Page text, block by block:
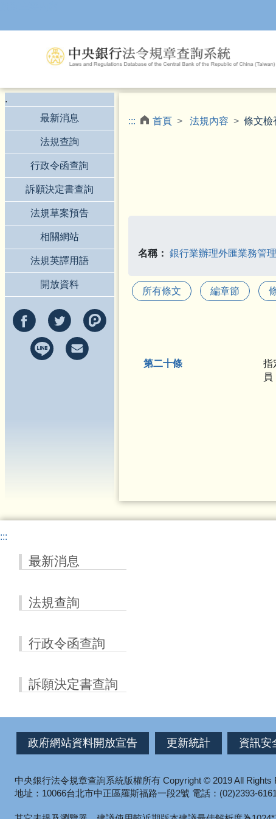
.
最新消息
法規查詢
行政令函查詢
訴願決定書查詢
法規草案預告
相關網站
法規英譯用語
開放資料
::: 首頁 法規內容 條文檢
名稱：銀行業辦理外匯業務管
所有條文 編章節
第二十條
指
:::
最新消息
法規查詢
行政令函查詢
訴願決定書查詢
政府網站資料開放宣告 更新統計 資訊安
中央銀行法令規章查詢系統版權所有Copyright © 2019 All Rights
地址：10066台北市中正區羅斯福路一段2號 電話：(02)2393-